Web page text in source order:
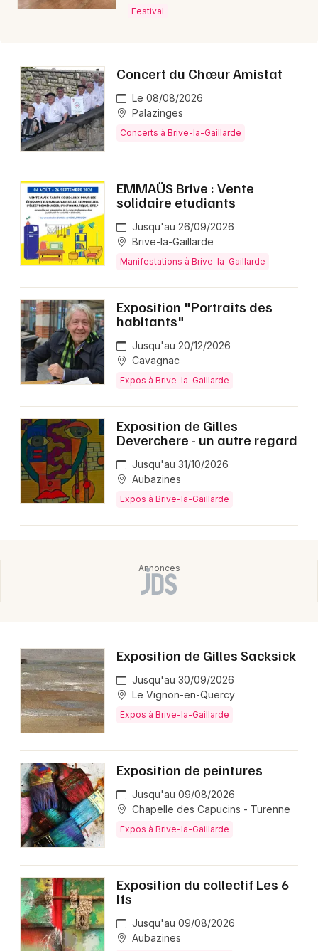
Festival
Concert du Chœur Amistat
Le 08/08/2026
Palazinges
Concerts à Brive-la-Gaillarde
EMMAÜS Brive : Vente
solidaire etudiants
Jusqu'au 26/09/2026
Brive-la-Gaillarde
Manifestations à Brive-la-Gaillarde
Exposition "Portraits des
habitants"
Jusqu'au 20/12/2026
Cavagnac
Expos à Brive-la-Gaillarde
Exposition de Gilles
Deverchere - un autre regard
Jusqu'au 31/10/2026
Aubazines
Expos à Brive-la-Gaillarde
Exposition de Gilles Sacksick
Jusqu'au 30/09/2026
Le Vignon-en-Quercy
Expos à Brive-la-Gaillarde
Exposition de peintures
Jusqu'au 09/08/2026
Chapelle des Capucins - Turenne
Expos à Brive-la-Gaillarde
Exposition du collectif Les 6
Ifs
Jusqu'au 09/08/2026
Aubazines